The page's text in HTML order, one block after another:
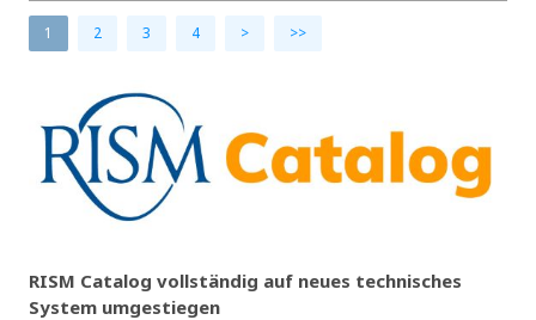
1 2 3 4 > >>
RISM Catalog vollständig auf neues technisches
System umgestiegen